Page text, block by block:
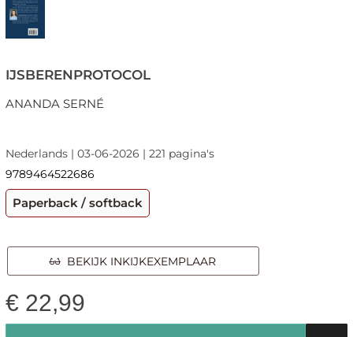
IJSBERENPROTOCOL
ANANDA SERNÉ
Nederlands | 03-06-2026 | 221 pagina's
9789464522686
Paperback / softback
BEKIJK INKIJKEXEMPLAAR
€ 22,99